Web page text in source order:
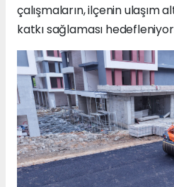
çalışmaların, ilçenin ulaşım
katkı sağlaması